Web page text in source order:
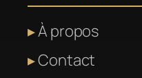
À propos
Contact